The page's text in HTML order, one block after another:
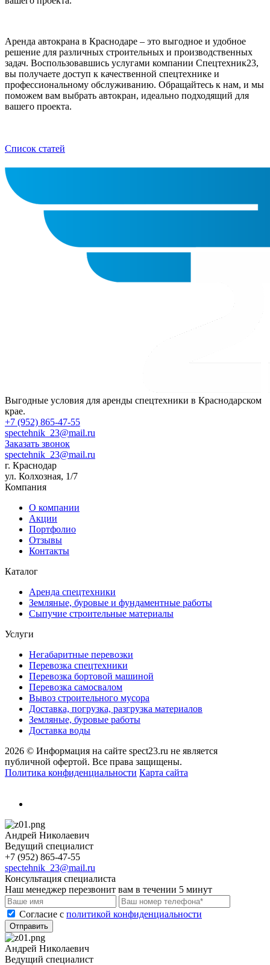
Аренда автокрана в Краснодаре – это выгодное и удобное
решение для различных строительных и производственных
задач. Воспользовавшись услугами компании Спецтехник23,
вы получаете доступ к качественной спецтехнике и
профессиональному обслуживанию. Обращайтесь к нам, и мы
поможем вам выбрать автокран, идеально подходящий для
вашего проекта.
Список статей
Выгодные условия для аренды спецтехники в Краснодарском
крае.
+7 (952) 865-47-55
spectehnik_23@mail.ru
Заказать звонок
spectehnik_23@mail.ru
г. Краснодар
ул. Колхозная, 1/7
Компания
О компании
Акции
Портфолио
Отзывы
Контакты
Каталог
Аренда спецтехники
Земляные, буровые и фундаментные работы
Сыпучие строительные материалы
Услуги
Негабаритные перевозки
Перевозка спецтехники
Перевозка бортовой машиной
Перевозка самосвалом
Вывоз строительного мусора
Доставка, погрузка, разгрузка материалов
Земляные, буровые работы
Доставка воды
2026 © Информация на сайте spect23.ru не является
публичной офертой. Все права защищены.
Политика конфиденциальности Карта сайта
Андрей Николаевич
Ведущий специалист
+7 (952) 865-47-55
spectehnik_23@mail.ru
Консультация специалиста
Наш менеджер перезвонит вам в течении 5 минут
Cогласие с политикой конфиденциальности
Отправить
Андрей Николаевич
Ведущий специалист